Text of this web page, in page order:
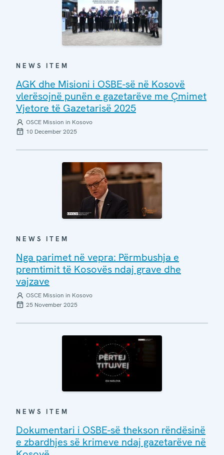
NEWS ITEM
AGK dhe Misioni i OSBE-së në Kosovë
vlerësojnë punën e gazetarëve me Çmimet
Vjetore të Gazetarisë 2025
OSCE Mission in Kosovo
10 December 2025
NEWS ITEM
Nga parimet në vepra: Përmbushja e
premtimit të Kosovës ndaj grave dhe
vajzave
OSCE Mission in Kosovo
25 November 2025
NEWS ITEM
Dokumentari i OSBE-së thekson rëndësinë
e zbardhjes së krimeve ndaj gazetarëve në